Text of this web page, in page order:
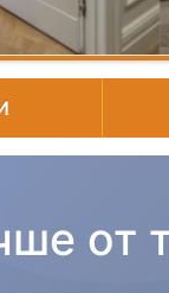
от